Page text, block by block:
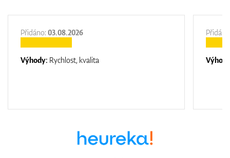
Přidáno: 03.08.2026
Výhody: Rychlost, kvalita